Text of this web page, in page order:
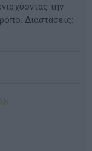
την
Διαστάσεις: